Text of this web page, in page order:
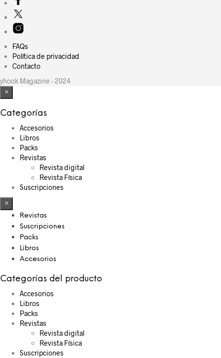
FAQs
Política de privacidad
Contacto
Magazine - 2024
×
Categorías
Accesorios
Libros
Packs
Revistas
Revista digital
Revista Física
Suscripciones
×
Revistas
Suscripciones
Packs
Libros
Accesorios
Categorías del producto
Accesorios
Libros
Packs
Revistas
Revista digital
Revista Física
Suscripciones